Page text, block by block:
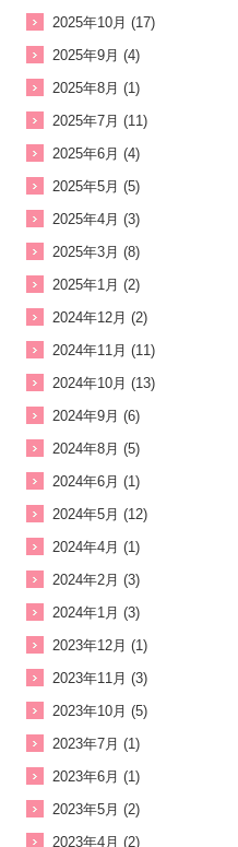
2025年10月 (17)
2025年9月 (4)
2025年8月 (1)
2025年7月 (11)
2025年6月 (4)
2025年5月 (5)
2025年4月 (3)
2025年3月 (8)
2025年1月 (2)
2024年12月 (2)
2024年11月 (11)
2024年10月 (13)
2024年9月 (6)
2024年8月 (5)
2024年6月 (1)
2024年5月 (12)
2024年4月 (1)
2024年2月 (3)
2024年1月 (3)
2023年12月 (1)
2023年11月 (3)
2023年10月 (5)
2023年7月 (1)
2023年6月 (1)
2023年5月 (2)
2023年4月 (2)